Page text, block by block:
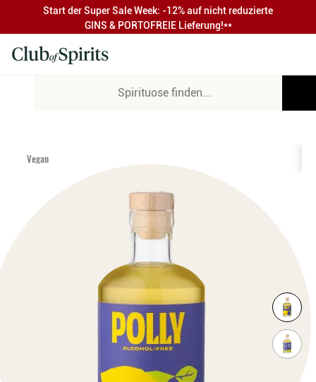
Start der Super Sale Week: -12% auf nicht reduzierte
GINS & PORTOFREIE Lieferung!**
Vegan